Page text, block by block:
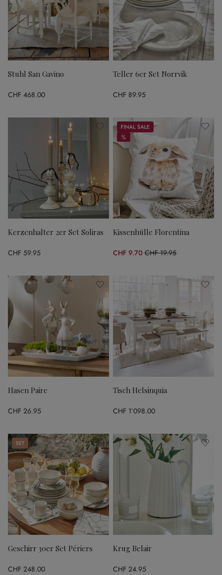
Stuhl San Gavino
CHF 468.00
Teller 6er Set Norrvik
CHF 89.95
Kerzenhalter 2er Set Soliras
CHF 59.95
Sale
%
%
Kissenhülle Florentina
CHF 9.70 CHF 19.95
(51.38% gespart)
Hasen Paire
CHF 26.95
Tisch Helsinquia
CHF 1’098.00
Set
Geschirr 30er Set Périers
CHF 248.00
Krug Belair
CHF 24.95